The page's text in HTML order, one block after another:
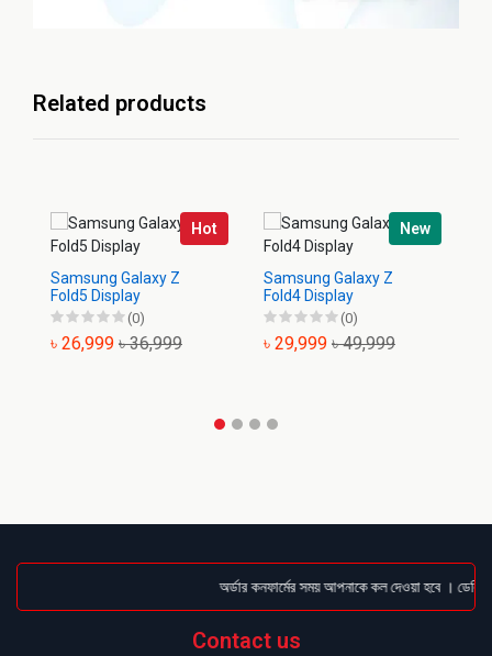
Related products
Hot
Samsung Galaxy Z
Fold5 Display
(0)
৳ 26,999 ৳ 36,999
New
Samsung Galaxy Z
Fold4 Display
(0)
৳ 29,999 ৳ 49,999
অর্ডার কনফার্মের সময় আপনাকে কল দেওয়া হবে ।
Contact us